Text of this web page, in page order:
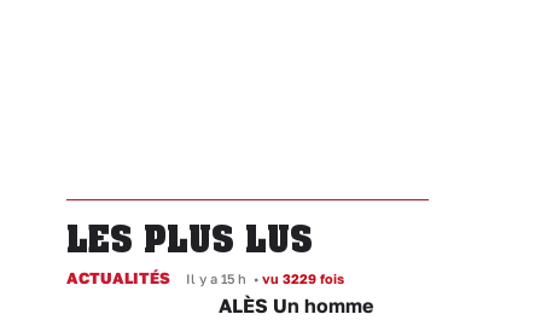
LES PLUS LUS
ACTUALITÉS Il y a 15 h • vu 3229 fois
ALÈS Un homme